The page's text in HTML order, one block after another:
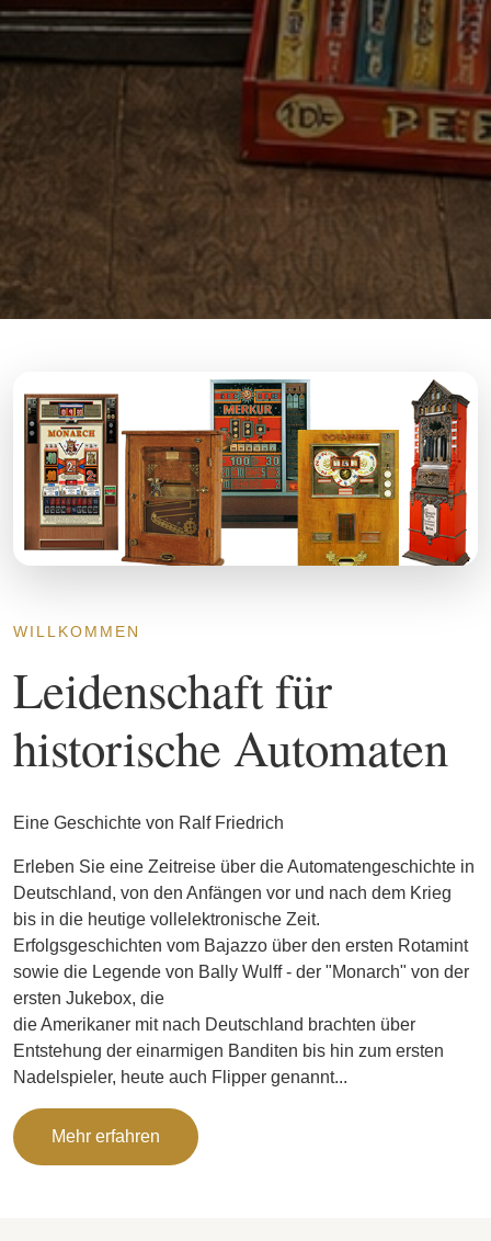
WILLKOMMEN
Leidenschaft für
historische Automaten
Eine Geschichte von Ralf Friedrich
Erleben Sie eine Zeitreise über die Automatengeschichte in
Deutschland, von den Anfängen vor und nach dem Krieg
bis in die heutige vollelektronische Zeit.
Erfolgsgeschichten vom Bajazzo über den ersten Rotamint
sowie die Legende von Bally Wulff - der "Monarch" von der
ersten Jukebox, die
die Amerikaner mit nach Deutschland brachten über
Entstehung der einarmigen Banditen bis hin zum ersten
Nadelspieler, heute auch Flipper genannt...
Mehr erfahren